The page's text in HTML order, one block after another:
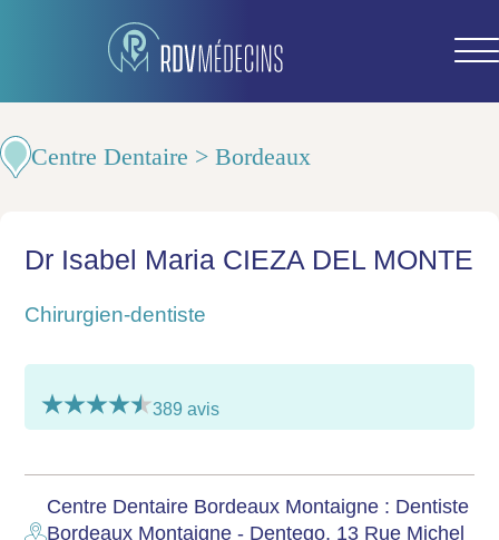
Centre Dentaire > Bordeaux
Dr Isabel Maria CIEZA DEL MONTE
Chirurgien-dentiste
389 avis
Centre Dentaire Bordeaux Montaigne : Dentiste
Bordeaux Montaigne - Dentego, 13 Rue Michel